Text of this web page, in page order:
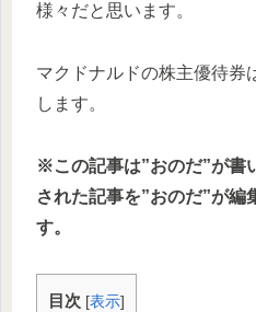
様々だと思います。
マクドナルドの株主優待券
します。
※この記事は”おのだ”が書
された記事を”おのだ”が編
す。
目次 [表示]